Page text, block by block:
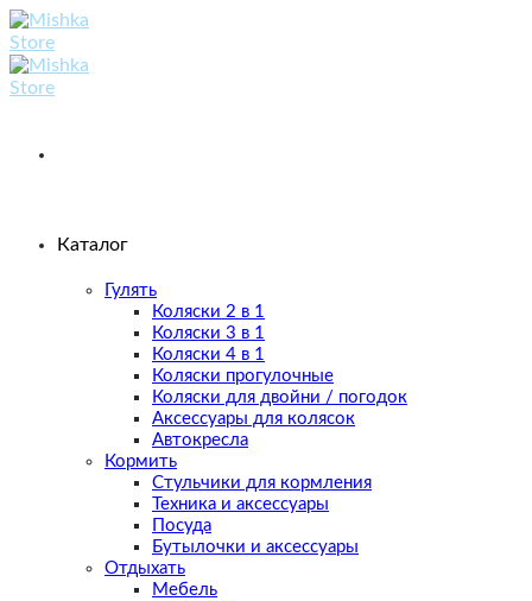
Skip
to
content
Каталог
Гулять
Коляски 2 в 1
Коляски 3 в 1
Коляски 4 в 1
Коляски прогулочные
Коляски для двойни / погодок
Аксессуары для колясок
Автокресла
Кормить
Стульчики для кормления
Техника и аксессуары
Посуда
Бутылочки и аксессуары
Отдыхать
Мебель